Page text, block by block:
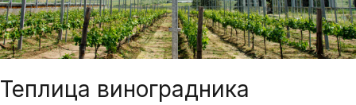
Теплица виноградника